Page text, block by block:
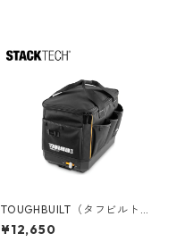
TOUGHBUILT（タフビルト）S
TACK TECH(スタックテック)
ツールバッグ【ハーフサイ
¥12,650